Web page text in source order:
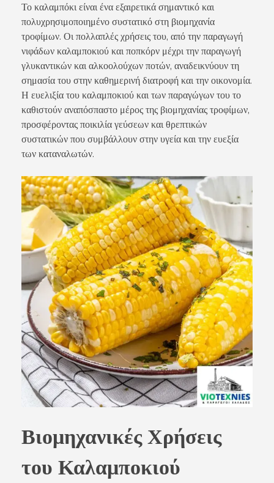
Το καλαμπόκι είναι ένα εξαιρετικά σημαντικό και
πολυχρησιμοποιημένο συστατικό στη βιομηχανία
τροφίμων. Οι πολλαπλές χρήσεις του, από την παραγωγή
νιφάδων καλαμποκιού και ποπκόρν μέχρι την παραγωγή
γλυκαντικών και αλκοολούχων ποτών, αναδεικνύουν τη
σημασία του στην καθημερινή διατροφή και την οικονομία.
Η ευελιξία του καλαμποκιού και των παραγώγων του το
καθιστούν αναπόσπαστο μέρος της βιομηχανίας τροφίμων,
προσφέροντας ποικιλία γεύσεων και θρεπτικών
συστατικών που συμβάλλουν στην υγεία και την ευεξία
των καταναλωτών.
Βιομηχανικές Χρήσεις
του Καλαμποκιού